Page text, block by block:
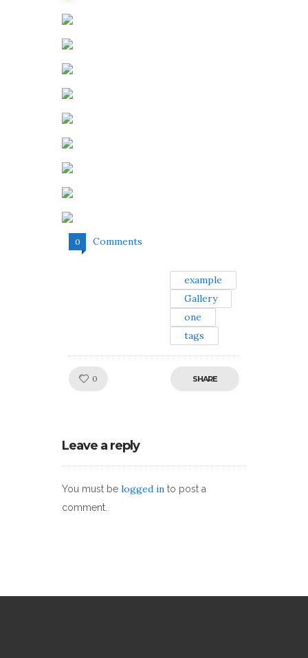
0 Comments
example
Gallery
one
tags
0 SHARE
Leave a reply
You must be logged in to post a
comment.